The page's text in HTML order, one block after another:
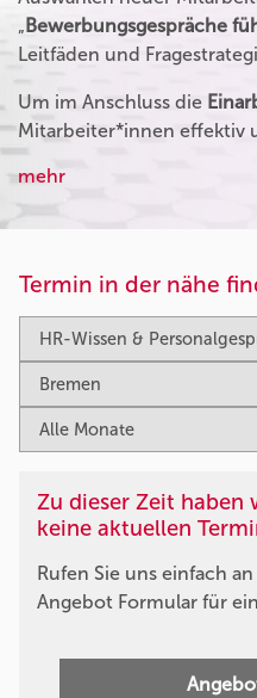
„Bewerbungsgespräche
Leitfäden und
Um im Anschluss die
Mitarbeiter*innen effektiv
mehr
Termin in der nähe
Zu dieser Zeit haben
keine aktuellen
Rufen Sie uns einfach
Angebot Formular für